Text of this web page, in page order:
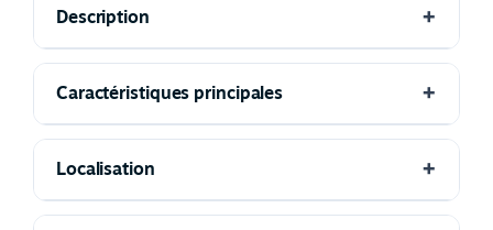
Description
Caractéristiques principales
Localisation